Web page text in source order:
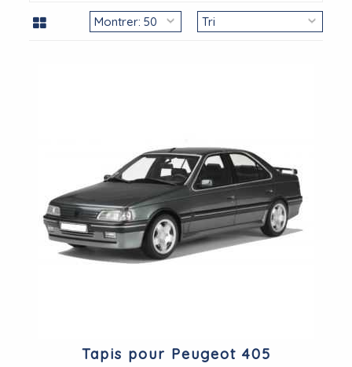
Tapis pour Peugeot 405